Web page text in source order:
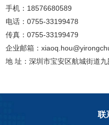
手机：18576680589
电话：0755-33199478
传真：0755-33199479
企业邮箱：
地 址：深圳市宝安区航城街道
联